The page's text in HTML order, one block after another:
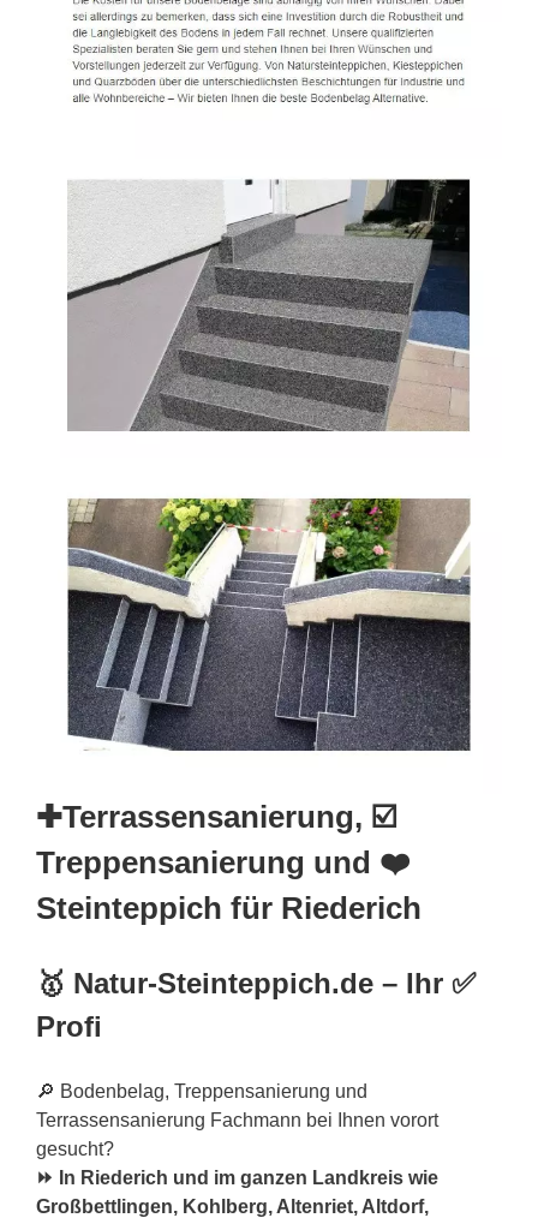
✚Terrassensanierung, ☑️
Treppensanierung und ❤️
Steinteppich für Riederich
🥇 Natur-Steinteppich.de – Ihr ✅
Profi
🔎 Bodenbelag, Treppensanierung und
Terrassensanierung Fachmann bei Ihnen vorort
gesucht?
⏩ In Riederich und im ganzen Landkreis wie
Großbettlingen, Kohlberg, Altenriet, Altdorf,